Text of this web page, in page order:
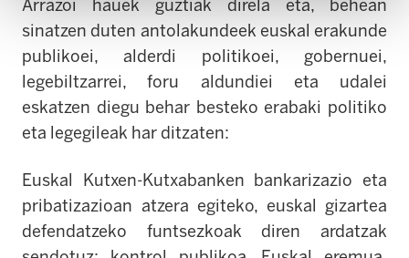
Arrazoi hauek guztiak direla eta, behean
sinatzen duten antolakundeek euskal erakunde
publikoei, alderdi politikoei, gobernuei,
legebiltzarrei, foru aldundiei eta udalei
eskatzen diegu behar besteko erabaki politiko
eta legegileak har ditzaten:
Euskal Kutxen-Kutxabanken bankarizazio eta
pribatizazioan atzera egiteko, euskal gizartea
defendatzeko funtsezkoak diren ardatzak